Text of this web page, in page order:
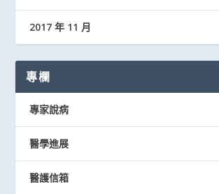
2017 年 11 月
專欄
專家說病
醫學進展
醫護信箱